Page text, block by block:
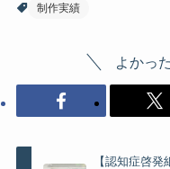
制作実績
よかっ
【認知症啓